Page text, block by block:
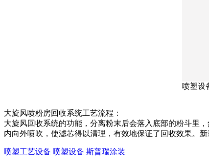
喷塑设
大旋风喷粉房回收系统工艺流程：
大旋风回收系统的功能，分离粉末后会落入底部的粉斗里
内向外喷吹，使滤芯得以清理，有效地保证了回收效果。
喷塑工艺设备 喷塑设备 斯普瑞涂装